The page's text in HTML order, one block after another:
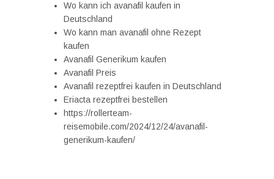
Wo kann ich avanafil kaufen in
Deutschland
Wo kann man avanafil ohne Rezept
kaufen
Avanafil Generikum kaufen
Avanafil Preis
Avanafil rezeptfrei kaufen in Deutschland
Eriacta rezeptfrei bestellen
https://rollerteam-
reisemobile.com/2024/12/24/avanafil-
generikum-kaufen/